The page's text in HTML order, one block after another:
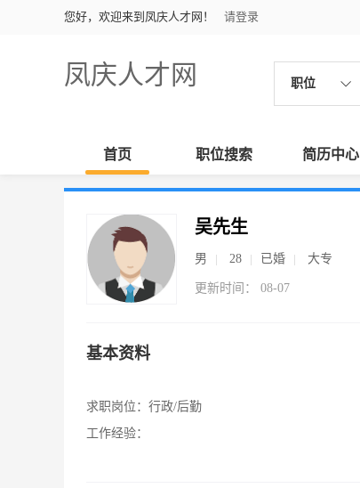
您好，欢迎来到凤庆人才网！ 请登录
凤庆人才网 职位
首页 职位搜索 简历中心
吴先生
男 28 已婚 大专
更新时间： 08-07
基本资料
求职岗位： 行政/后勤
工作经验：